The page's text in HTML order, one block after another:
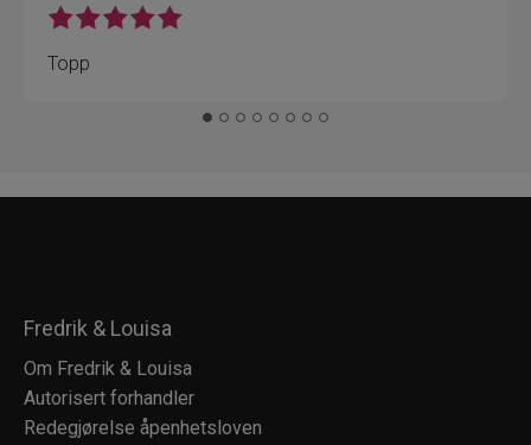
Topp
Fredrik & Louisa
Om Fredrik & Louisa
Autorisert forhandler
Redegjørelse åpenhetsloven